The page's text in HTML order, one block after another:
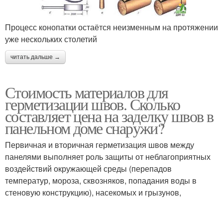
Процесс конопатки остаётся неизменным на протяжении
уже нескольких столетий
читать дальше →
Стоимость материалов для
герметизации швов. Сколько
составляет цена на заделку швов в
панельном доме снаружи?
Первичная и вторичная герметизация швов между
панелями выполняет роль защиты от неблагоприятных
воздействий окружающей среды (перепадов
температур, мороза, сквозняков, попадания воды в
стеновую конструкцию), насекомых и грызунов,